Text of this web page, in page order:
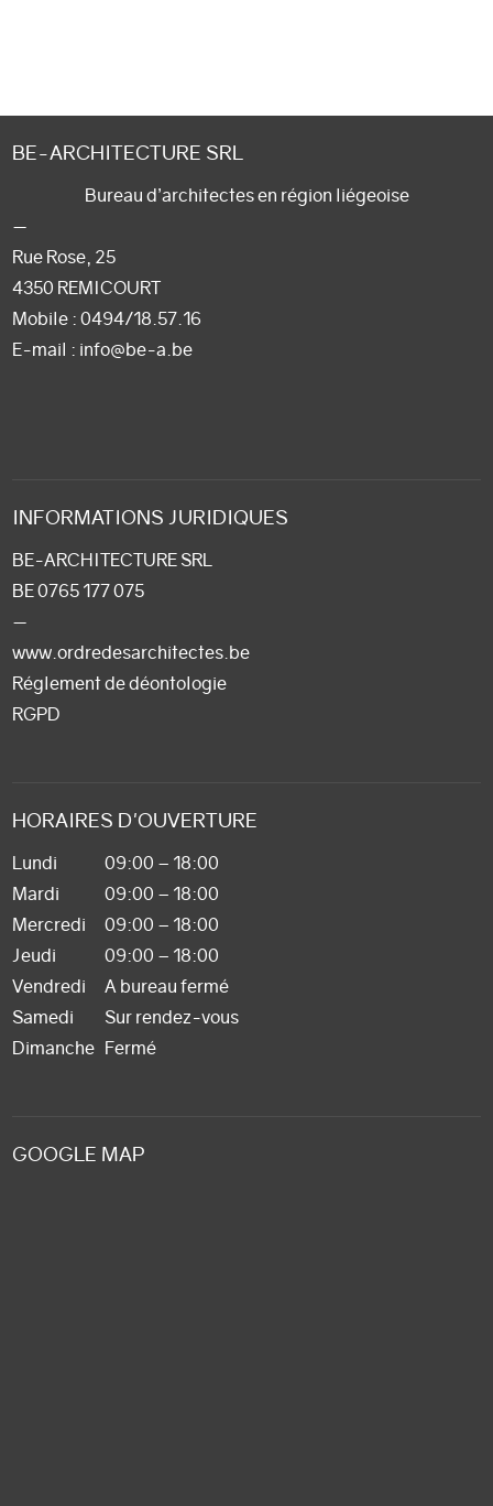
BE-ARCHITECTURE SRL
Bureau d’architectes en région liégeoise
—
Rue Rose, 25
4350 REMICOURT
Mobile : 0494/18.57.16
E-mail : info@be-a.be
INFORMATIONS JURIDIQUES
BE-ARCHITECTURE SRL
BE 0765 177 075
—
www.ordredesarchitectes.be
Réglement de déontologie
RGPD
HORAIRES D'OUVERTURE
Lundi
09:00 – 18:00
Mardi
09:00 – 18:00
Mercredi
09:00 – 18:00
Jeudi
09:00 – 18:00
Vendredi
A bureau fermé
Samedi
Sur rendez-vous
Dimanche Fermé
GOOGLE MAP